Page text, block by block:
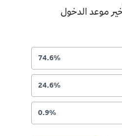
موعد الدخول
74.6%
24.6%
0.9%